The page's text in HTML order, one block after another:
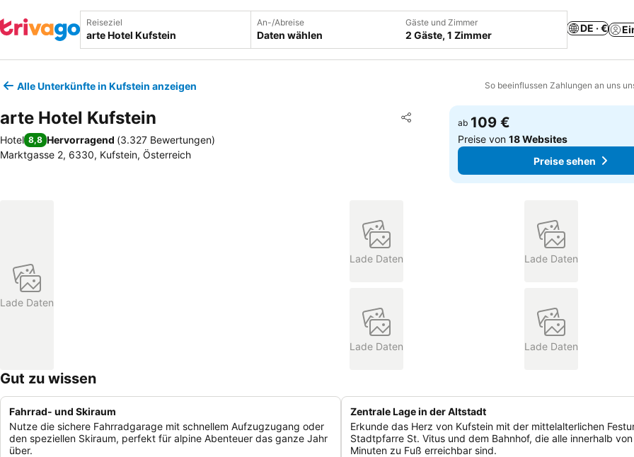
Reiseziel An-/Abreise
Daten wählen
Gäste und Zimmer
2 Gäste, 1 Zimmer
DE · €
Alle Unterkünfte in Kufstein anzeigen So beeinflussen Zahlungen an uns
arte Hotel Kufstein Teilen
Zu Favoriten hinzufügen
Hotel 8,8 Hervorragend (3.327 Bewertungen)
Marktgasse 2, 6330, Kufstein, Österreich
ab 109 €
Preise von18 Websites
Preise sehen
Lade Daten
Lade Daten Lade Daten
Lade Daten Lade Daten
Gut zu wissen
Fahrrad- und Skiraum
Nutze die sichere Fahrradgarage mit schnellem Aufzugzugang oder
den speziellen Skiraum, perfekt für alpine Abenteuer das ganze Jahr
über.
Zentrale Lage in der Altstadt
Erkunde das Herz von Kufstein mit der mittelalterlichen
Stadtpfarre St. Vitus und dem Bahnhof, die alle innerhalb
Minuten zu Fuß erreichbar sind.